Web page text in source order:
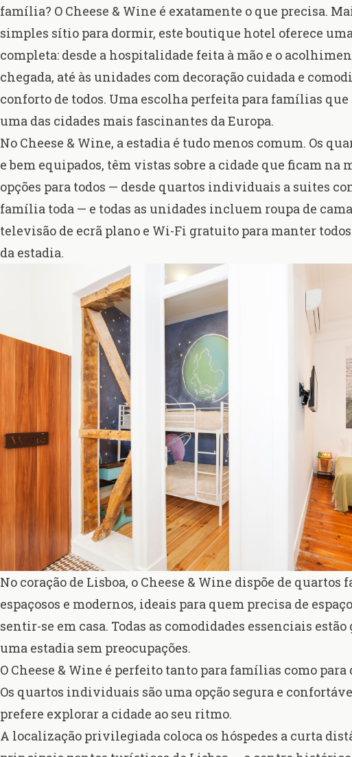
família? O Cheese & Wine é exatamente o que precisa.
simples sítio para dormir, este boutique hotel oferece
completa: desde a hospitalidade feita à mão e o
chegada, até às unidades com decoração cuidada e
conforto de todos. Uma escolha perfeita para famílias
uma das cidades mais fascinantes da Europa.
No Cheese & Wine, a estadia é tudo menos comum. Os
e bem equipados, têm vistas sobre a cidade que ficam na
opções para todos — desde quartos individuais a suites
família toda — e todas as unidades incluem roupa de
televisão de ecrã plano e Wi-Fi gratuito para manter
da estadia.
No coração de Lisboa, o Cheese & Wine dispõe de quartos
espaçosos e modernos, ideais para quem precisa de
sentir-se em casa. Todas as comodidades essenciais
uma estadia sem preocupações.
O Cheese & Wine é perfeito tanto para famílias como para
Os quartos individuais são uma opção segura e
prefere explorar a cidade ao seu ritmo.
A localização privilegiada coloca os hóspedes a curta